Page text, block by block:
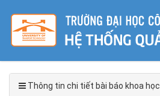
Thông tin chi tiết bài báo khoa học